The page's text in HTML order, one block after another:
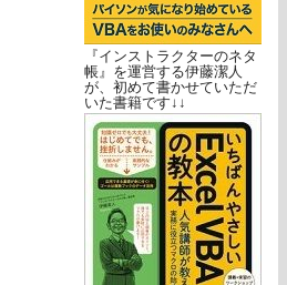
『インストラクターのネタ
帳』を運営する伊藤潔人
が、初めて書かせていただ
いた書籍です↓↓